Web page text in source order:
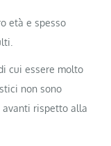
età e spesso
cui essere molto
non sono
avanti rispetto alla